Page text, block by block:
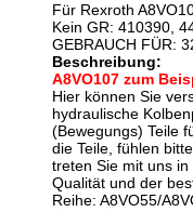
Für Rexroth
Kein GR: 410390,
GEBRAUCH FÜR:
Beschreibung:
A8VO107 zum
Hier können Sie
hydraulische
(Bewegungs) Teile
die Teile, fühlen
treten Sie mit uns
Qualität und der
Reihe: A8VO55/